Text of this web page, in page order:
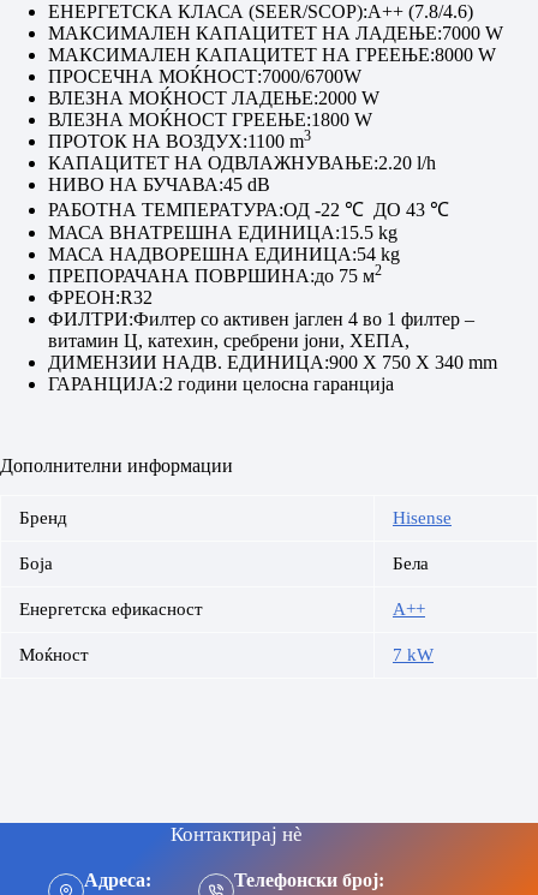
ЕНЕРГЕТСКА КЛАСА (SEER/SCOP):A++ (7.8/4.6)
МАКСИМАЛЕН КАПАЦИТЕТ НА ЛАДЕЊЕ:7000 W
МАКСИМАЛЕН КАПАЦИТЕТ НА ГРЕЕЊЕ:8000 W
ПРОСЕЧНА МОЌНОСТ:7000/6700W
ВЛЕЗНА МОЌНОСТ ЛАДЕЊЕ:2000 W
ВЛЕЗНА МОЌНОСТ ГРЕЕЊЕ:1800 W
ПРОТОК НА ВОЗДУХ:1100 m3
КАПАЦИТЕТ НА ОДВЛАЖНУВАЊЕ:2.20 l/h
НИВО НА БУЧАВА:45 dB
РАБОТНА ТЕМПЕРАТУРА:ОД -22 ℃ ДО 43 ℃
МАСА ВНАТРЕШНА ЕДИНИЦА:15.5 kg
МАСА НАДВОРЕШНА ЕДИНИЦА:54 kg
ПРЕПОРАЧАНА ПОВРШИНА:до 75 м2
ФРЕОН:R32
ФИЛТРИ:Филтер со активен јаглен 4 во 1 филтер –
витамин Ц, катехин, сребрени јони, ХЕПА,
ДИМЕНЗИИ НАДВ. ЕДИНИЦА:900 X 750 X 340 mm
ГАРАНЦИЈА:2 години целосна гаранција
Дополнителни информации
Бренд Hisense
Боја Бела
Енергетска ефикасност A++
Моќност 7 kW
Контактирај нè
Адреса:
Телефонски број: